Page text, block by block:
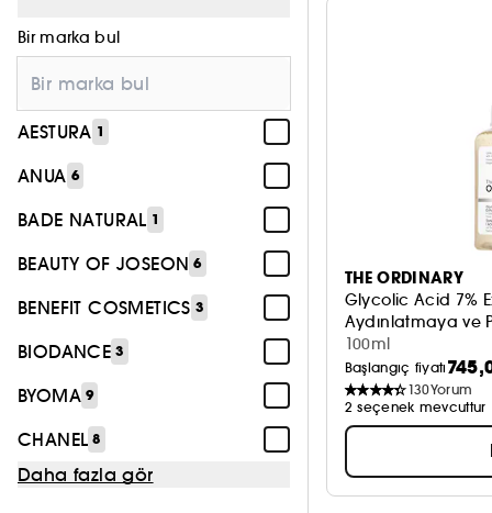
Bir marka bul
AESTURA 1
ANUA 6
BADE NATURAL 1
BEAUTY OF JOSEON 6
BENEFIT COSMETICS 3
BIODANCE 3
BYOMA 9
CHANEL 8
Daha fazla gör
THE ORDINARY
Glycolic Acid 7%
Aydınlatmaya ve
100ml
Başlangıç fiyatı
130Yorum
2 seçenek mevcuttur